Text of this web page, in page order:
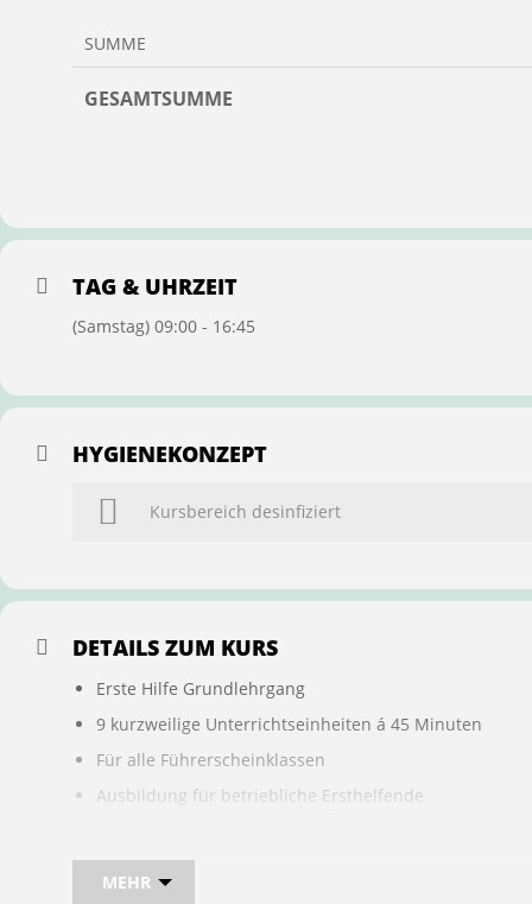
SUMME
GESAMTSUMME
TAG & UHRZEIT
(Samstag) 09:00 - 16:45
HYGIENEKONZEPT
Kursbereich desinfiziert
DETAILS ZUM KURS
Erste Hilfe Grundlehrgang
9 kurzweilige Unterrichtseinheiten á 45 Minuten
Für alle Führerscheinklassen
Ausbildung für betriebliche Ersthelfende
Bei sam kannst du direkt im Kurs auch gleich, den für
MEHR